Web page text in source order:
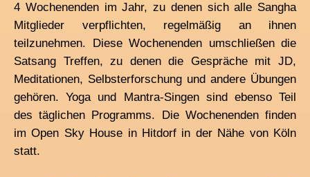
4 Wochenenden im Jahr, zu denen sich alle Sangha
Mitglieder verpflichten, regelmäßig an ihnen
teilzunehmen. Diese Wochenenden umschließen die
Satsang Treffen, zu denen die Gespräche mit JD,
Meditationen, Selbsterforschung und andere Übungen
gehören. Yoga und Mantra-Singen sind ebenso Teil
des täglichen Programms. Die Wochenenden finden
im Open Sky House in Hitdorf in der Nähe von Köln
statt.